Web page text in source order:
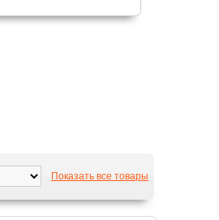
Показать все товары